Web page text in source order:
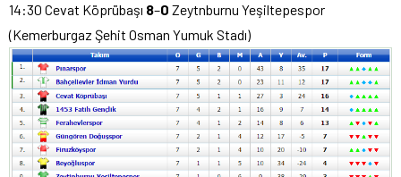
14:30 Cevat Köprübaşı 8–0 Zeytnburnu Yeşiltepespor
(Kemerburgaz Şehit Osman Yumuk Stadı)